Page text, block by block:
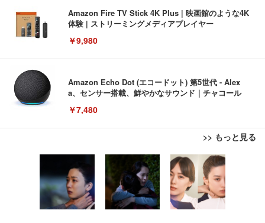
Amazon Fire TV Stick 4K Plus | 映画館のような4K
体験 | ストリーミングメディアプレイヤー
￥9,980
Amazon Echo Dot (エコードット) 第5世代 - Alex
a、センサー搭載、鮮やかなサウンド｜チャコール
￥7,480
>> もっと見る
[EdoErgo] オフィスチェア 椅子 テレワーク 疲れな
い 跳ね上げ式アームレスト コンパクト 約105度ロッ
キング pc 事務椅子 360度回転 座面昇降 強化ナイロ
ン樹脂ベース 通気性メッシュ 在宅ワーク H-WY01
(黒網+黒枠+黒足)
￥5,699
EIZO ビジネス向けプレミアムモニター | FlexScan
EV3240X-WT | 31.5型4K UHD・USB Type-C・ホワ
イト
￥105,595
Amazonベーシック ペットシーツ 薄型 レギュラー 1
回使い捨て 無香料 ホワイト 300枚
￥3,373